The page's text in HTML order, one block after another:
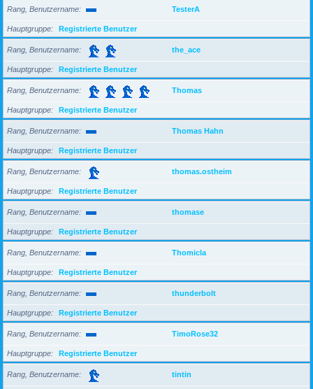
Rang, Benutzername TesterA
Hauptgruppe Registrierte Benutzer
Rang, Benutzername the_ace
Hauptgruppe Registrierte Benutzer
Rang, Benutzername Thomas
Hauptgruppe Registrierte Benutzer
Rang, Benutzername Thomas Hahn
Hauptgruppe Registrierte Benutzer
Rang, Benutzername thomas.ostheim
Hauptgruppe Registrierte Benutzer
Rang, Benutzername thomase
Hauptgruppe Registrierte Benutzer
Rang, Benutzername Thomicla
Hauptgruppe Registrierte Benutzer
Rang, Benutzername thunderbolt
Hauptgruppe Registrierte Benutzer
Rang, Benutzername TimoRose32
Hauptgruppe Registrierte Benutzer
Rang, Benutzername tintin